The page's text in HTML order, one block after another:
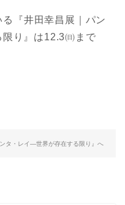
『井田幸昌展｜パン
り』は12.3㈰まで
ンタ・レイ―世界が存在する限り』へ